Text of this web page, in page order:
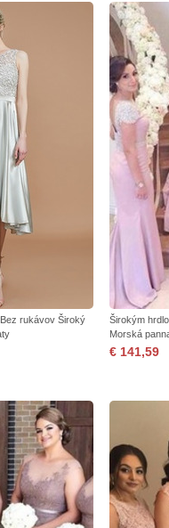
rukávov Široký
Širokým
Morská
€ 141,59